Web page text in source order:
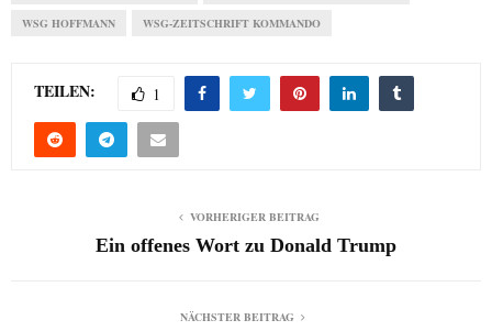
WSG HOFFMANN WSG-ZEITSCHRIFT KOMMANDO
TEILEN: 1
VORHERIGER BEITRAG
Ein offenes Wort zu Donald Trump
NÄCHSTER BEITRAG